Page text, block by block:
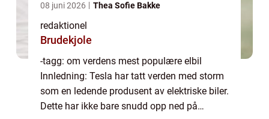
08 juni 2026 Thea Sofie Bakke
redaktionel
Brudekjole
-tagg: om verdens mest populære elbil
Innledning: Tesla har tatt verden med storm
som en ledende produsent av elektriske biler.
Dette har ikke bare snudd opp ned på